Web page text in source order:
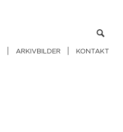
Sök
efter:
ARKIVBILDER KONTAKT